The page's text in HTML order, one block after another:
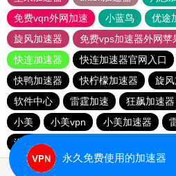
免费vqn外网加速
小蓝鸟 优途
旋风加速器
免费vps加速器外网苹
快连加速器
快连加速器官网入口
快鸭加速器
快柠檬加速器 旋
软件中心
雷霆加速 狂飙加速器
小美
小美vpn 小美加速器
海鸥加速度
永久免费使用的加速器